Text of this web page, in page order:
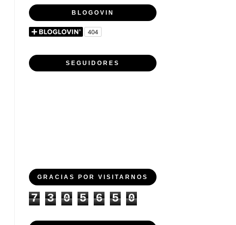
BLOGOVIN
SEGUIDORES
GRACIAS POR VISITARNOS
7 3 0 5 6 5 0